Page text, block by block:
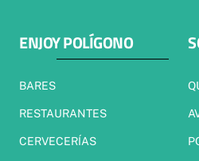
ENJOY POLÍGONO
BARES
RESTAURANTES
CERVECERÍAS